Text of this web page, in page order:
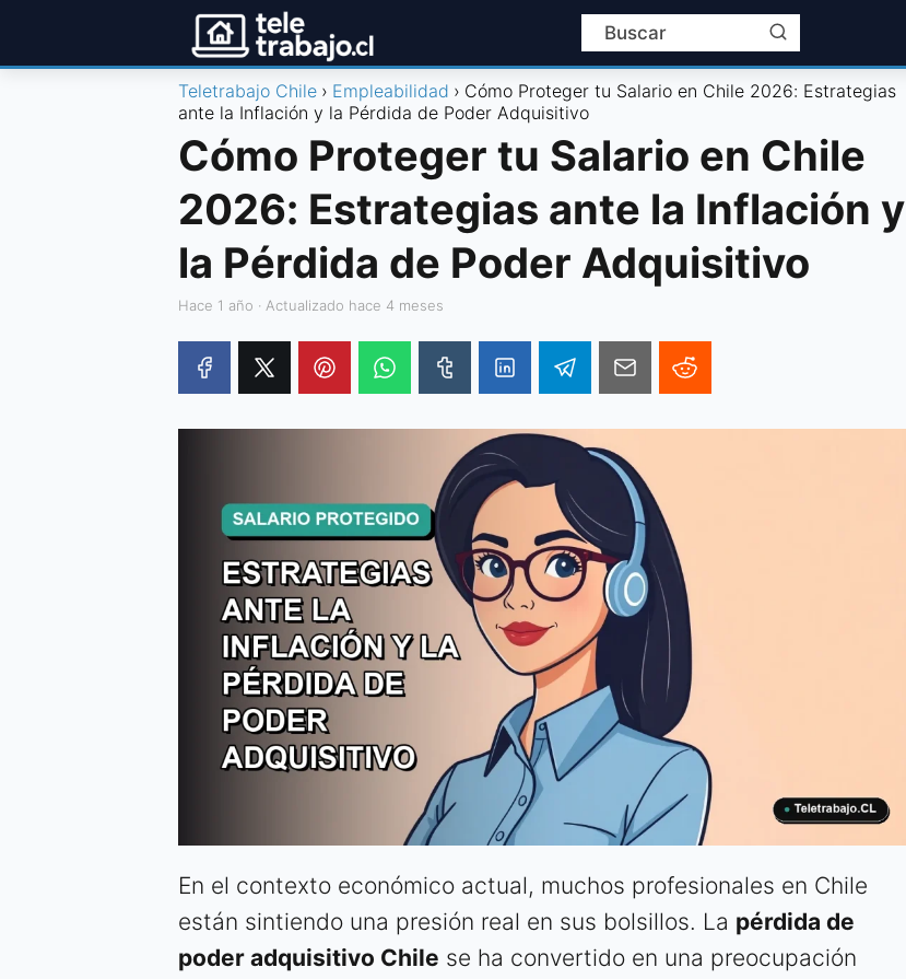
Teletrabajo Chile Empleabilidad
Cómo Proteger tu Salario en Chile 2026: Estrategias
ante la Inflación y la Pérdida de Poder Adquisitivo
Cómo Proteger tu Salario en Chile
2026: Estrategias ante la Inflación y
la Pérdida de Poder Adquisitivo
hace 1 año · Actualizado hace 4 meses
En el contexto económico actual, muchos profesionales en Chile
están sintiendo una presión real en sus bolsillos. La pérdida de
poder adquisitivo Chile se ha convertido en una preocupación